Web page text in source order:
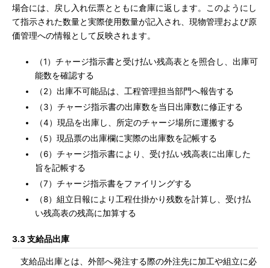
場合には、戻し入れ伝票とともに倉庫に返します。このようにし
て指示された数量と実際使用数量が記入され、現物管理および原
価管理への情報として反映されます。
（1）チャージ指示書と受け払い残高表とを照合し、出庫可
能数を確認する
（2）出庫不可能品は、工程管理担当部門へ報告する
（3）チャージ指示書の出庫数を当日出庫数に修正する
（4）現品を出庫し、所定のチャージ場所に運搬する
（5）現品票の出庫欄に実際の出庫数を記帳する
（6）チャージ指示書により、受け払い残高表に出庫した
旨を記帳する
（7）チャージ指示書をファイリングする
（8）組立日報により工程仕掛かり残数を計算し、受け払
い残高表の残高に加算する
3.3 支給品出庫
支給品出庫とは、外部へ発注する際の外注先に加工や組立に必